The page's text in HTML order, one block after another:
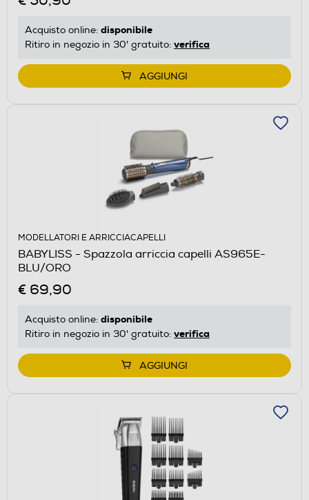
Acquisto online: disponibile
Ritiro in negozio in 30' gratuito: verifica
AGGIUNGI
MODELLATORI E ARRICCIACAPELLI
BABYLISS - Spazzola arriccia capelli AS965E-
BLU/ORO
€ 69,90
Acquisto online: disponibile
Ritiro in negozio in 30' gratuito: verifica
AGGIUNGI